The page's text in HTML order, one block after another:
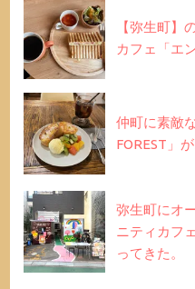
【弥生町】
カフェ「エ
仲町に素敵
FOREST」
弥生町にオ
ニティカフ
ってきた。